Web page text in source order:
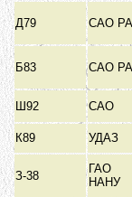
Д79 САО
Б83 САО
Ш92
САО
К89
УДАЗ
З-38
ГАО
НАНУ